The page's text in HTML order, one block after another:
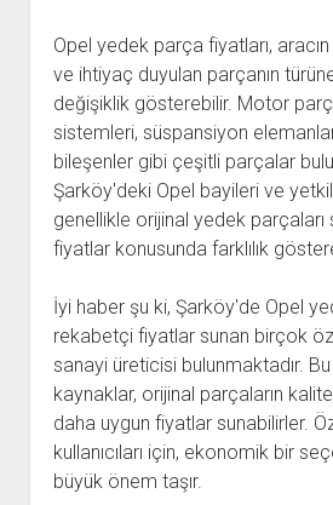
Opel yedek parça fiyatları,
ve ihtiyaç duyulan parçanın
değişiklik gösterebilir. Motor
sistemleri, süspansiyon
bileşenler gibi çeşitli parçalar
Şarköy'deki Opel bayileri ve
genellikle orijinal yedek parçaları
fiyatlar konusunda farklılık
İyi haber şu ki, Şarköy'de Opel
rekabetçi fiyatlar sunan birçok
sanayi üreticisi bulunmaktadır.
kaynaklar, orijinal parçaların
daha uygun fiyatlar sunabilirler.
kullanıcıları için, ekonomik bir
büyük önem taşır.